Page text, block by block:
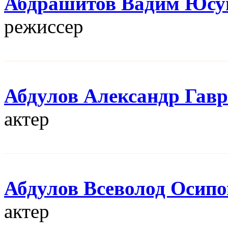
режисcер
Абдулов Александр
актер
Абдулов Всеволод
актер